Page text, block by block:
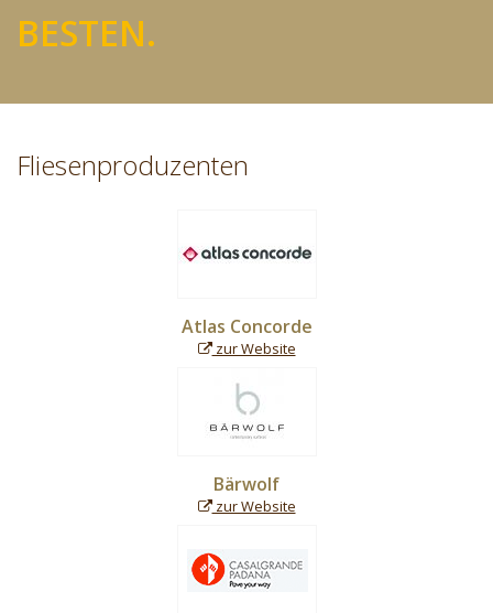
BESTEN.
Fliesenproduzenten
Atlas Concorde
zur Website
Bärwolf
zur Website